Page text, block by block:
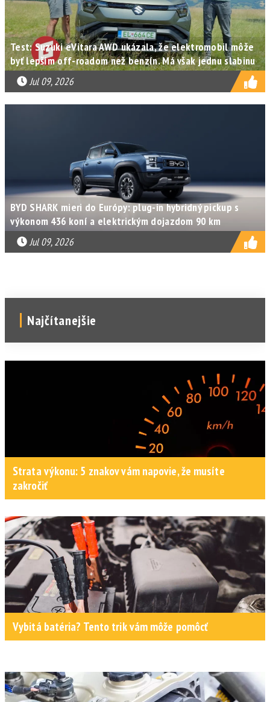
Test: Suzuki eVitara AWD ukázala, že elektromobil môže
byť lepším off-roadom než benzín. Má však jednu slabinu
Jul 09, 2026
BYD SHARK mieri do Európy: plug-in hybridný pickup s
výkonom 436 koní a elektrickým dojazdom 90 km
Jul 09, 2026
Najčítanejšie
Strata výkonu: 5 znakov vám napovie, že musíte
zakročiť
Vybitá batéria? Tento trik vám môže pomôcť